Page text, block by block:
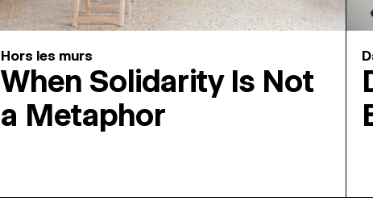
Hors les murs
When Solidarity Is Not
a Metaphor